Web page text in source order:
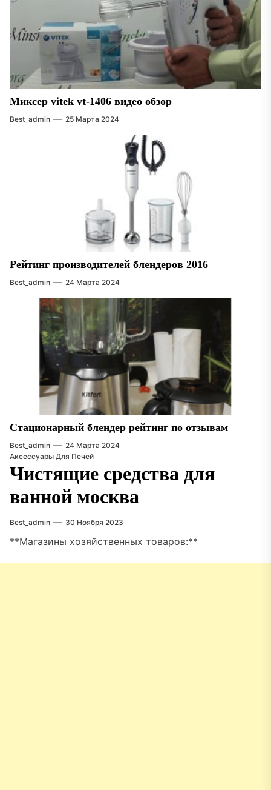
Миксер vitek vt-1406 видео обзор
Best_admin 25 Марта 2024
Рейтинг производителей блендеров 2016
Best_admin 24 Марта 2024
Стационарный блендер рейтинг по отзывам
Best_admin
24 Марта 2024
Аксессуары Для Печей
Чистящие средства для
ванной москва
Best_admin 30 Ноября 2023
**Магазины хозяйственных товаров:**